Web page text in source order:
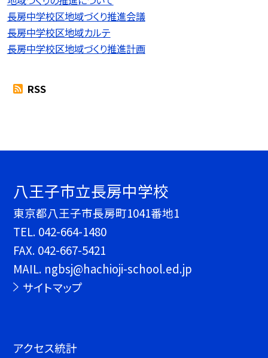
長房中学校区地域づくり推進会議
長房中学校区地域カルテ
長房中学校区地域づくり推進計画
RSS
八王子市立長房中学校
東京都八王子市長房町1041番地1
TEL. 042-664-1480
FAX. 042-667-5421
MAIL. ngbsj@hachioji-school.ed.jp
サイトマップ
アクセス統計